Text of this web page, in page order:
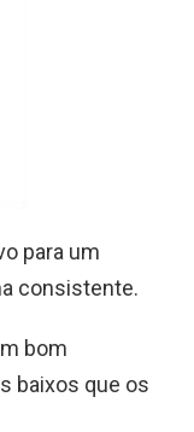
para um
consistente.
bom
baixos que os